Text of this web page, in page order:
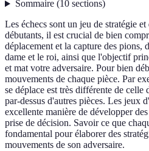
Sommaire(10 sections)
Les échecs sont un jeu de stratégie
débutants, il est crucial de bien
déplacement et la capture des pions,
dame et le roi, ainsi que l'objectif
et mat votre adversaire. Pour bien
mouvements de chaque pièce. Par
se déplace est très différente de celle
par-dessus d'autres pièces. Les jeux
excellente manière de développer
prise de décision. Savoir ce que
fondamental pour élaborer des
mouvements de son adversaire.